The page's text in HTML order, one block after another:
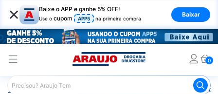
× Baixe o APP e ganhe 5% OFF!
Use o cupom APP5 na primeira compra
Baixar
0
Araujo Mercado Cha Mate Leão